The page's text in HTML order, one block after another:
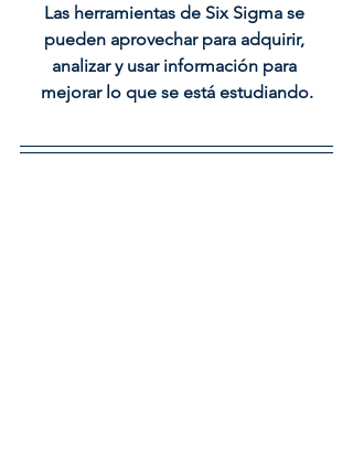
Las herramientas de Six Sigma se
pueden aprovechar para adquirir,
analizar y usar información para
mejorar lo que se está estudiando.